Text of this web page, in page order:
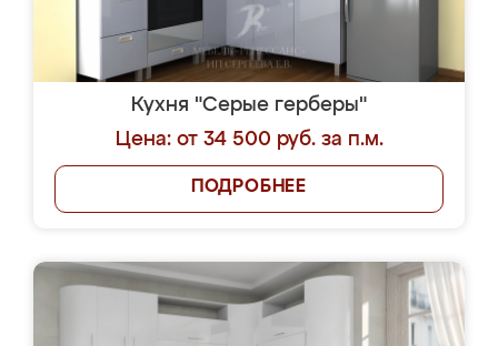
Кухня "Серые герберы"
Цена: от 34 500 руб. за п.м.
ПОДРОБНЕЕ